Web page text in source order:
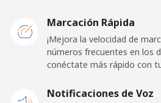
Papua New Guinea
Línea fija ⁦120.5¢⁩
Marcación Rápida
¡Mejora la velocidad de
números frecuentes en los
conéctate más rápido con
Notificaciones de Voz